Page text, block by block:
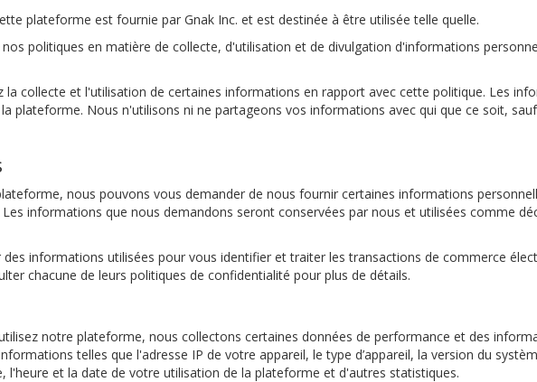
plateforme est fournie par Gnak Inc. et est destinée à être utilisée telle quelle.
politiques en matière de collecte, d'utilisation et de divulgation d'informations
collecte et l'utilisation de certaines informations en rapport avec cette politique. Les
plateforme. Nous n'utilisons ni ne partageons vos informations avec qui que ce soit,
nous pouvons vous demander de nous fournir certaines informations
informations que nous demandons seront conservées par nous et utilisées comme
informations utilisées pour vous identifier et traiter les transactions de commerce
chacune de leurs politiques de confidentialité pour plus de détails.
notre plateforme, nous collectons certaines données de performance et des
telles que l'adresse IP de votre appareil, le type d’appareil, la version du
et la date de votre utilisation de la plateforme et d'autres statistiques.